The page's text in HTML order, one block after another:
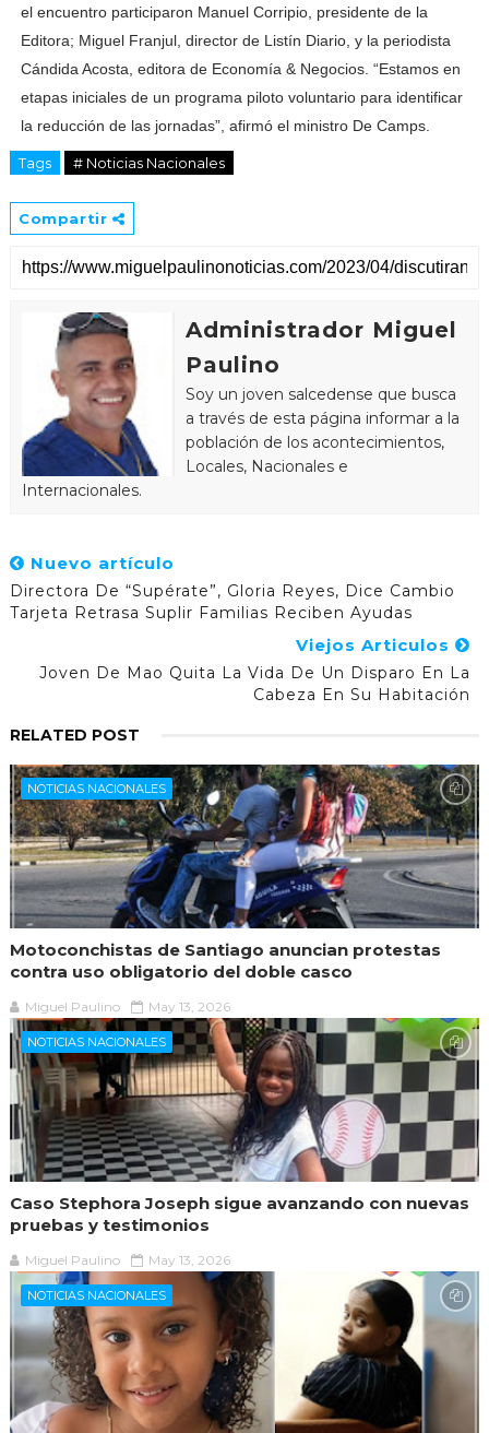
el encuentro participaron Manuel Corripio, presidente de la
Editora; Miguel Franjul, director de Listín Diario, y la periodista
Cándida Acosta, editora de Economía & Negocios. “Estamos en
etapas iniciales de un programa piloto voluntario para identificar
la reducción de las jornadas”, afirmó el ministro De Camps.
Tags # Noticias Nacionales
Compartir
Administrador Miguel
Paulino
Soy un joven salcedense que busca
a través de esta página informar a la
población de los acontecimientos,
Locales, Nacionales e
Internacionales.
Nuevo artículo
Directora De “Supérate”, Gloria Reyes, Dice Cambio
Tarjeta Retrasa Suplir Familias Reciben Ayudas
Viejos Articulos
Joven De Mao Quita La Vida De Un Disparo En La
Cabeza En Su Habitación
RELATED POST
NOTICIAS NACIONALES
Motoconchistas de Santiago anuncian protestas
contra uso obligatorio del doble casco
Miguel Paulino May 13, 2026
NOTICIAS NACIONALES
Caso Stephora Joseph sigue avanzando con nuevas
pruebas y testimonios
Miguel Paulino May 13, 2026
NOTICIAS NACIONALES